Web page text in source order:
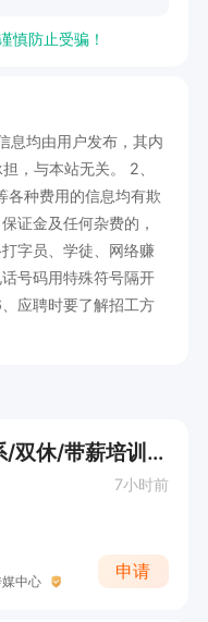
慎防止受骗！
息均由用户发布，其内
，与本站无关。 2、
各种费用的信息均有欺
证金及任何杂费的，
字员、学徒、网络赚
号码用特殊符号隔开
应聘时要了解招工方
客户对接（可直接电话联系/双休/带薪培训/业绩提成）
7小时前
中心
申请